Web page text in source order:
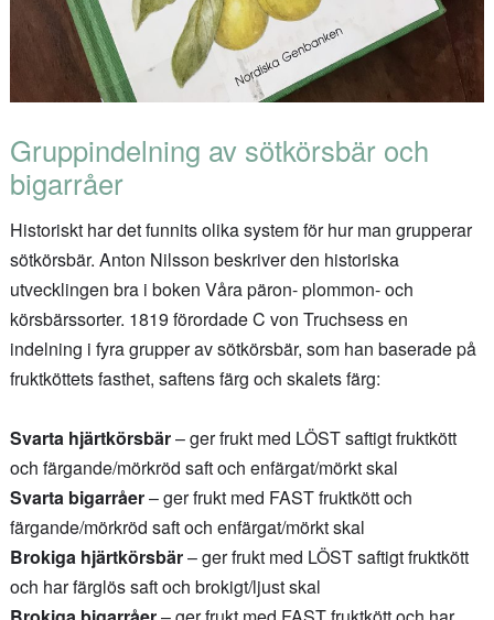
Gruppindelning av sötkörsbär och
bigarråer
Historiskt har det funnits olika system för hur man grupperar
sötkörsbär. Anton Nilsson beskriver den historiska
utvecklingen bra i boken Våra päron- plommon- och
körsbärssorter. 1819 förordade C von Truchsess en
indelning i fyra grupper av sötkörsbär, som han baserade på
fruktköttets fasthet, saftens färg och skalets färg:
Svarta hjärtkörsbär– ger frukt med LÖST saftigt fruktkött
och färgande/mörkröd saft och enfärgat/mörkt skal
Svarta bigarråer– ger frukt med FAST fruktkött och
färgande/mörkröd saft och enfärgat/mörkt skal
Brokiga hjärtkörsbär– ger frukt med LÖST saftigt fruktkött
och har färglös saft och brokigt/ljust skal